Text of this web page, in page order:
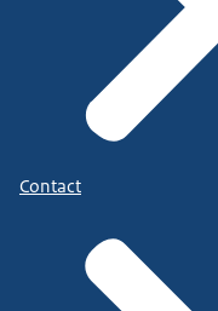
Contact